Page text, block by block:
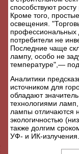
способствуют
Кроме того,
освещения.
профессиональных
потребители не
Последние чаще
лампу, особо не
температуре",—
Аналитики
источником для
обладают
технологиями
лампы отличаются
экологичностью
также долгим
УФ- и ИК-излучения.